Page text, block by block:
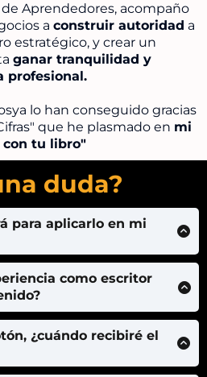
Aprendedores, acompaño
a construir autoridad a
estratégico, y crear un
ganar tranquilidad y
profesional.
lo han conseguido gracias
que he plasmado en mi
tu libro"
duda?
para aplicarlo en mi
dentro de este libro sólo
Es decir, ofrecer un
ayude a solucionar un
tienes solo la idea de
has puesto en marcha,
que funciona para
sector que hayas elegido.
como escritor
no es convertirte en J.K
libro práctico y potente
potencial cliente y así, te
¿cuándo recibiré el